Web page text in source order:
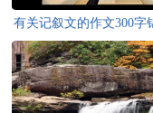
有关记叙文的作文300字